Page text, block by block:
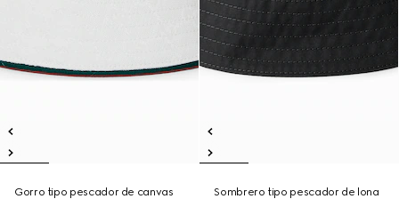
Gorro tipo pescador de canvas
Sombrero tipo pescador de lona